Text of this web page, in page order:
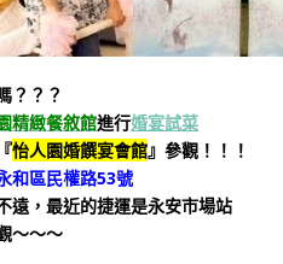
？？？
精緻餐敘館進行婚宴試菜
怡人園婚饌宴會館』參觀！！！
和區民權路53號
遠，最近的捷運是永安市場站
～～～